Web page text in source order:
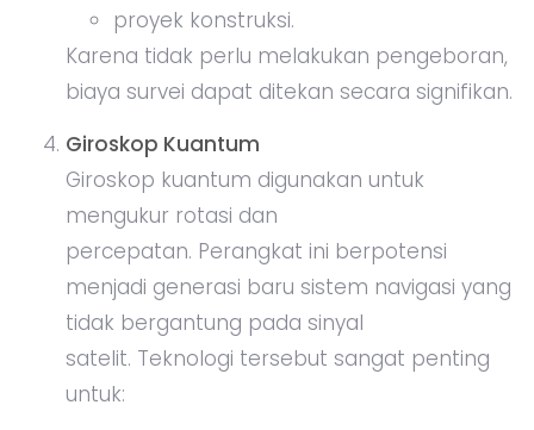
proyek konstruksi.
Karena tidak perlu melakukan pengeboran,
biaya survei dapat ditekan secara signifikan.
Giroskop Kuantum
Giroskop kuantum digunakan untuk
mengukur rotasi dan
percepatan. Perangkat ini berpotensi
menjadi generasi baru sistem navigasi yang
tidak bergantung pada sinyal
satelit. Teknologi tersebut sangat penting
untuk: